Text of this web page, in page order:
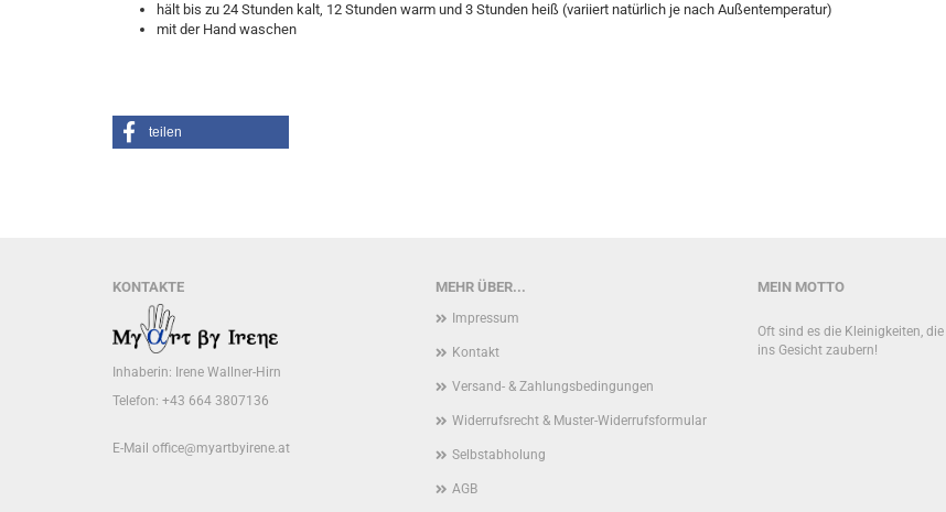
hält bis zu 24 Stunden kalt, 12 Stunden warm und 3 Stunden heiß (variiert natürlich je nach Außentemperatur)
mit der Hand waschen
teilen
MEHR ÜBER...
Impressum
Kontakt
Versand- & Zahlungsbedingungen
Widerrufsrecht & Muster-Widerrufsformular
Selbstabholung
AGB
MEIN MOTTO
Oft sind es die Kleinigkeiten,
ins Gesicht zaubern!
KONTAKTE
Inhaberin: Irene Wallner-Hirn
Telefon: +43 664 3807136
E-Mail office@myartbyirene.at